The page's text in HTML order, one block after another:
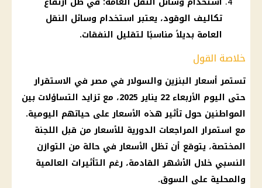
تكاليف الوقود، يعتبر استخدام وسائل النقل
العامة بديلاً مناسبًا لتقليل النفقات.
خلاصة القول
تستمر أسعار البنزين والسولار في مصر في الاستقرار
حتى اليوم الأربعاء 22 يناير 2025، مع تزايد التساؤلات بين
المواطنين حول تأثير هذه الأسعار على حياتهم اليومية.
مع استمرار المراجعات الدورية للأسعار من قبل اللجنة
المختصة، يتوقع أن تظل الأسعار في حالة من التوازن
النسبي خلال الأشهر القادمة، رغم التأثيرات العالمية
والمحلية على السوق.